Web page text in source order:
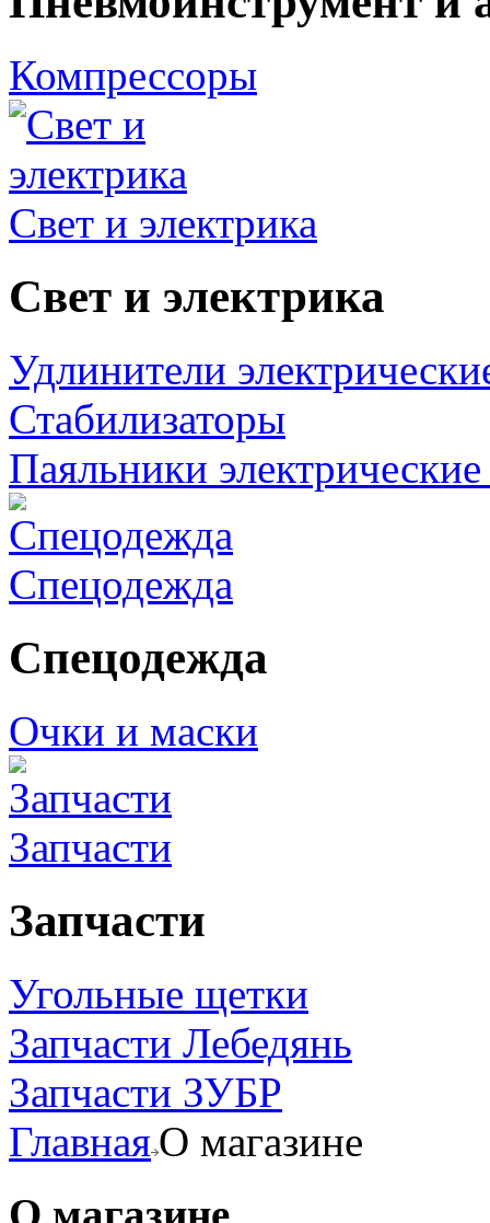
Компрессоры
Свет и электрика
Свет и электрика
Удлинители
Стабилизаторы
Паяльники
Спецодежда
Спецодежда
Очки и маски
Запчасти
Запчасти
Угольные щетки
Запчасти Лебедянь
Запчасти ЗУБР
ГлавнаяО магазине